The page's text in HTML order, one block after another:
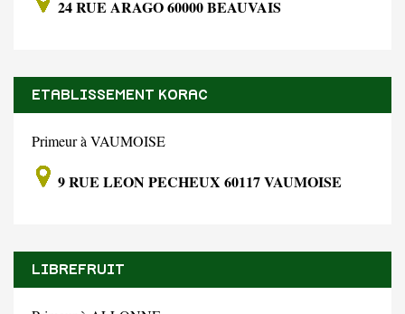
24 RUE ARAGO 60000 BEAUVAIS
ETABLISSEMENT KORAC
Primeur à VAUMOISE
9 RUE LEON PECHEUX 60117 VAUMOISE
LIBREFRUIT